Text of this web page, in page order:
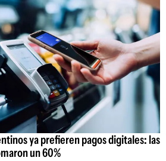
ya prefieren pagos digitales: las
un 60%